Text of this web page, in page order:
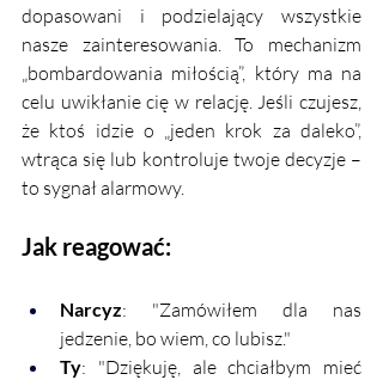
dopasowani i podzielający wszystkie
nasze zainteresowania. To mechanizm
„bombardowania miłością”, który ma na
celu uwikłanie cię w relację. Jeśli czujesz,
że ktoś idzie o „jeden krok za daleko”,
wtrąca się lub kontroluje twoje decyzje –
to sygnał alarmowy.
Jak reagować:
Narcyz: "Zamówiłem dla nas
jedzenie, bo wiem, co lubisz."
Ty: "Dziękuję, ale chciałbym mieć